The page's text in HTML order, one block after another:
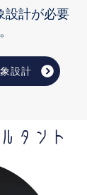
設計が必要
設計
タント